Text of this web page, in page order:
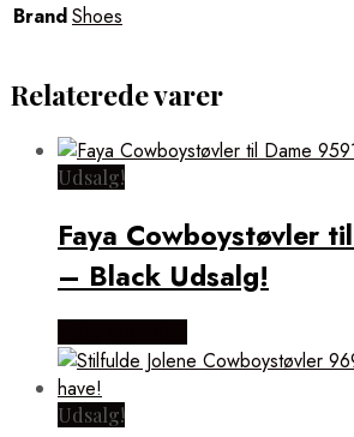
BrandShoes
Relaterede varer
Udsalg!
Faya Cowboystøvler
– Black Udsalg!
Udsalg!